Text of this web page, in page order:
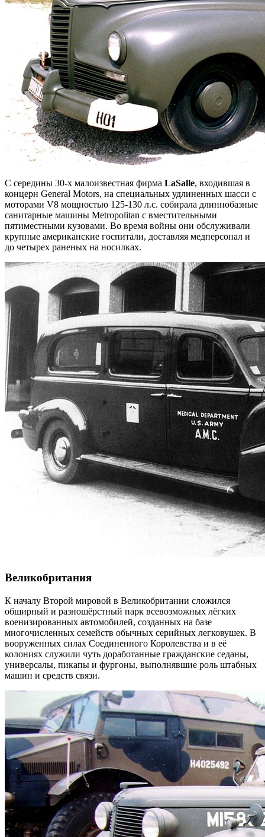
С середины 30-х малоизвестная фирма LaSalle, входившая в
концерн General Motors, на специальных удлиненных шасси с
моторами V8 мощностью 125-130 л.с. собирала длиннобазные
санитарные машины Metropolitan с вместительными
пятиместными кузовами. Во время войны они обслуживали
крупные американские госпитали, доставляя медперсонал и
до четырех раненых на носилках.
Великобритания
К началу Второй мировой в Великобритании сложился
обширный и разношёрстный парк всевозможных лёгких
военизированных автомобилей, созданных на базе
многочисленных семейств обычных серийных легковушек. В
вооруженных силах Соединенного Королевства и в её
колониях служили чуть доработанные гражданские седаны,
универсалы, пикапы и фургоны, выполнявшие роль штабных
машин и средств связи.